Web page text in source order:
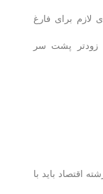
لازم برای فارغ
حتی زودتر پشت سر
رشته اقتصاد باید با